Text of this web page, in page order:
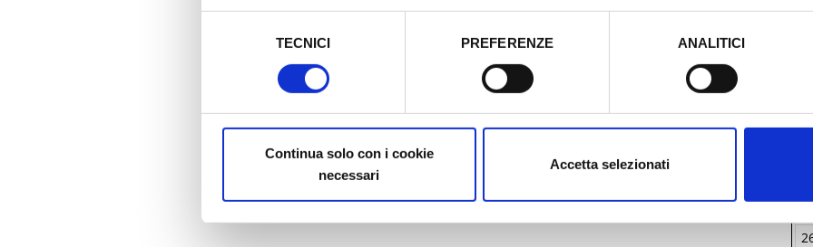
sicurezza a Tutela dei navigatori, che abbiamo valutato essere sufficienti.
TECNICI PREFERENZE ANALITICI
Continua solo con i cookie
necessari
Accetta selezionati